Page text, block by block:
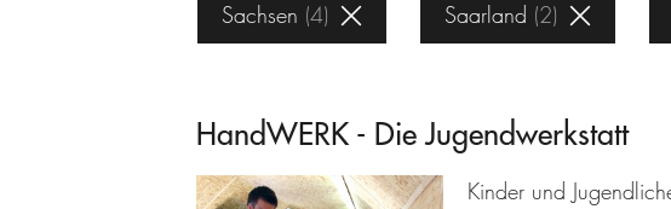
Sachsen 4 Saarland 2
HandWERK - Die Jugendwerkstatt
Kinder und